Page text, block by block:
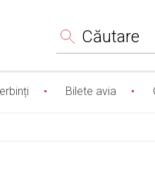
Сăutare
Bilete avia